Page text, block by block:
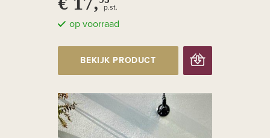
p.st.
op voorraad
BEKIJK PRODUCT